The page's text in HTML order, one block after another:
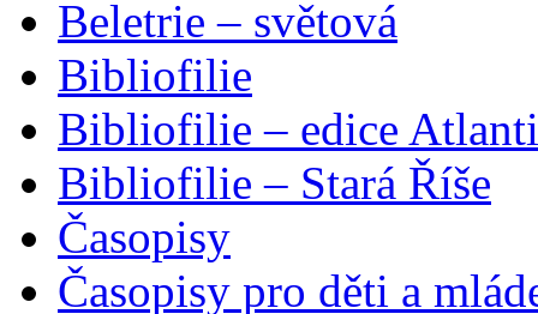
Beletrie – světová
Bibliofilie
Bibliofilie – edice
Bibliofilie – Stará Říše
Časopisy
Časopisy pro děti a